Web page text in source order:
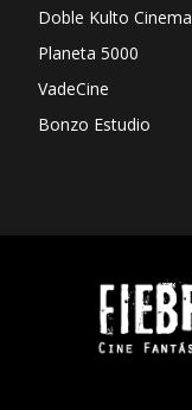
Doble Kulto Cinema
Planeta 5000
VadeCine
Bonzo Estudio